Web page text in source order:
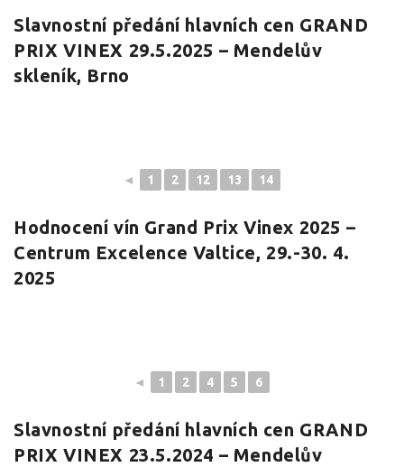
Slavnostní předání hlavních cen GRAND
PRIX VINEX 29.5.2025 – Mendelův
skleník, Brno
◄ 1 2 12 13 14
Hodnocení vín Grand Prix Vinex 2025 –
Centrum Excelence Valtice, 29.-30. 4.
2025
◄ 1 2 4 5 6
Slavnostní předání hlavních cen GRAND
PRIX VINEX 23.5.2024 – Mendelův